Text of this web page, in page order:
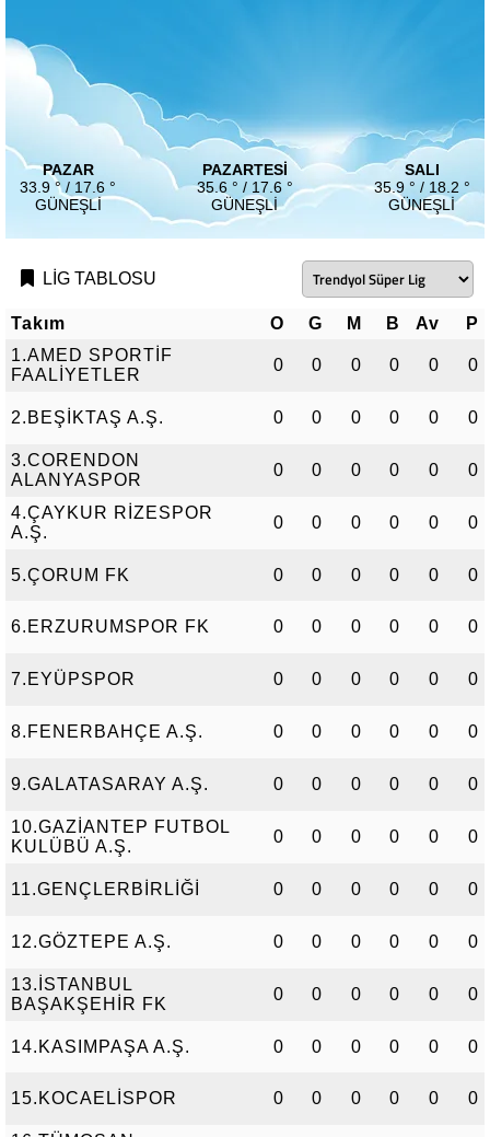
PAZAR
33.9 ° / 17.6 °
GÜNEŞLI
PAZARTESI
35.6 ° / 17.6 °
GÜNEŞLI
SALI
35.9 ° / 18.2 °
GÜNEŞLI
LİG TABLOSU
Takım O G M B Av
P
1.AMED SPORTİF
FAALİYETLER
0 0 0 0 0 0
2.BEŞİKTAŞ A.Ş. 0 0 0 0 0 0
3.CORENDON
ALANYASPOR
0 0 0 0 0 0
4.ÇAYKUR RİZESPOR
A.Ş.
0 0 0 0 0 0
5.ÇORUM FK 0 0 0 0 0 0
6.ERZURUMSPOR FK 0 0 0 0 0 0
7.EYÜPSPOR 0 0 0 0 0 0
8.FENERBAHÇE A.Ş. 0 0 0 0 0 0
9.GALATASARAY A.Ş. 0 0 0 0 0 0
10.GAZİANTEP FUTBOL
KULÜBÜ A.Ş.
0 0 0 0 0 0
11.GENÇLERBİRLİĞİ 0 0 0 0 0 0
12.GÖZTEPE A.Ş. 0 0 0 0 0 0
13.İSTANBUL
BAŞAKŞEHİR FK
0 0 0 0 0 0
14.KASIMPAŞA A.Ş. 0 0 0 0 0 0
15.KOCAELİSPOR 0 0 0 0 0 0